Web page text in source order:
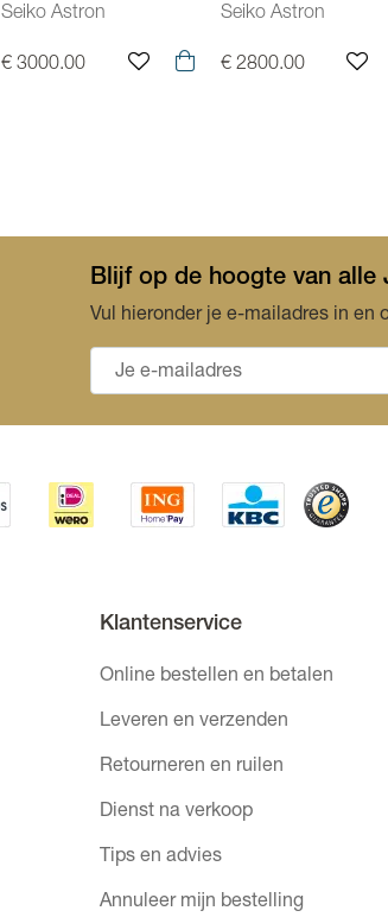
Limited Edition
Seiko Astron
€ 3000.00
Seiko Astron
€ 2800.00
Blijf op de hoogte van alle
Vul hieronder je e-mailadres in en
Klantenservice
Online bestellen en betalen
Leveren en verzenden
Retourneren en ruilen
Dienst na verkoop
Tips en advies
Annuleer mijn bestelling